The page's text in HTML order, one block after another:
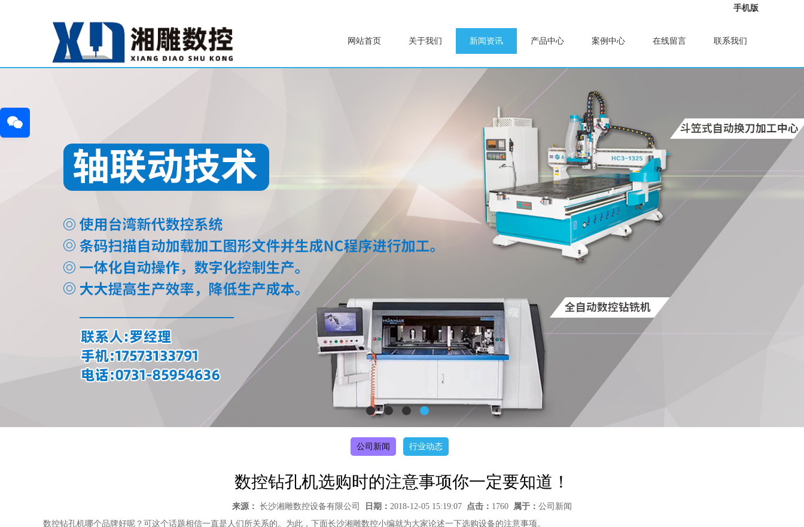
手机版
网站首页 关于我们 新闻资讯 产品中心 案例中心 在线留言 联系我们
公司新闻 行业动态
数控钻孔机选购时的注意事项你一定要知道！
来源： 长沙湘雕数控设备有限公司 日期： 2018-12-05 15:19:07 点击： 1760 属于： 公司新闻
数控钻孔机哪个品牌好呢？可这个话题相信一直是人们所关系的。为此，下面长沙湘雕数控小编就为大家论述一下选购设备的注意事项。